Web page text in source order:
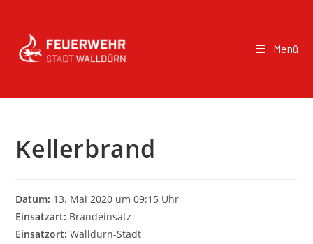
Menü
Kellerbrand
Datum: 13. Mai 2020 um 09:15 Uhr
Einsatzart: Brandeinsatz
Einsatzort: Walldürn-Stadt